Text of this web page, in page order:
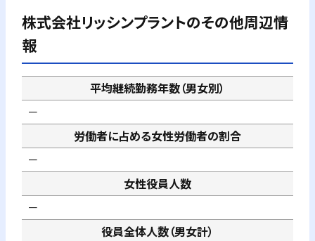
株式会社リッシンプラントのその他周辺情
報
平均継続勤務年数（男女別）
－
労働者に占める女性労働者の割合
－
女性役員人数
－
役員全体人数（男女計）